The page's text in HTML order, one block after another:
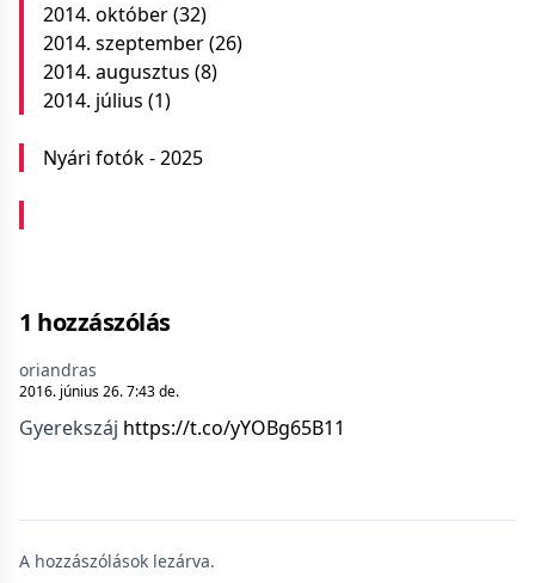
2014. október(32)
2014. szeptember(26)
2014. augusztus (8)
2014. július (1)
Nyári fotók - 2025
1 hozzászólás
oriandras
2016. június 26. 7:43 de.
Gyerekszáj https://t.co/yYOBg65B11
A hozzászólások lezárva.